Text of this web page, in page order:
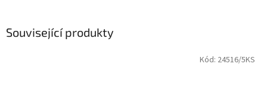
Související produkty
Kód: 24516/5KS